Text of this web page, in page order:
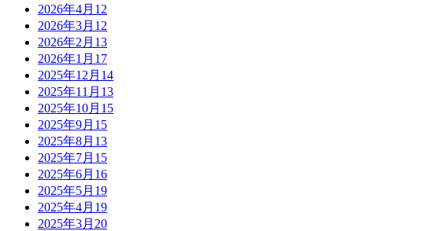
2026年4月 12
2026年3月 12
2026年2月 13
2026年1月 17
2025年12月 14
2025年11月 13
2025年10月 15
2025年9月 15
2025年8月 13
2025年7月 15
2025年6月 16
2025年5月 19
2025年4月 19
2025年3月 20